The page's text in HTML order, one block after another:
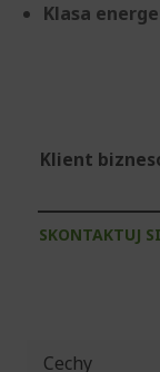
Klasa
Klient
SKONTAKTUJ
Cechy